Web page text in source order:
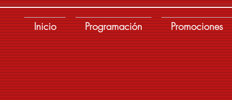
Inicio Programación Promociones